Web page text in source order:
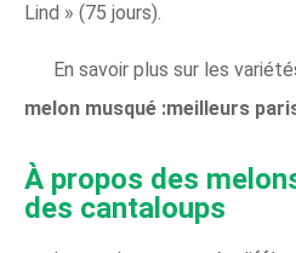
Lind » (75 jours).
En savoir plus sur les
melon musqué :meilleurs
À propos des
des cantaloups